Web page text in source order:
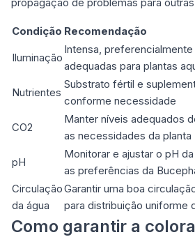
Condição Recomendação
Iluminação
Intensa,
adequadas para plantas
Nutrientes
Substrato fértil e
conforme necessidade
CO2
Manter níveis adequados
as necessidades da planta
pH
Monitorar e ajustar o pH
as preferências da
Circulação
da água
Garantir uma boa
para distribuição uniforme
Como garantir a